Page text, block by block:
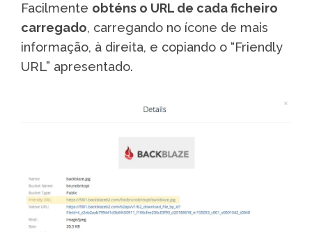
Facilmente obténs o URL de cada ficheiro
carregado, carregando no ícone de mais
informação, à direita, e copiando o “Friendly
URL” apresentado.